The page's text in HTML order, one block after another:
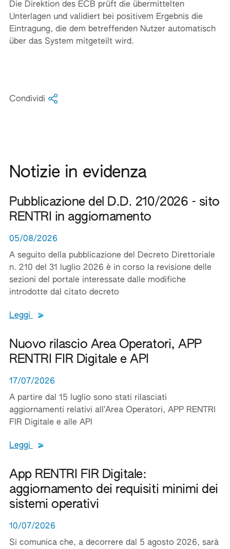
Die Direktion des ECB prüft die übermittelten
Unterlagen und validiert bei positivem Ergebnis die
Eintragung, die dem betreffenden Nutzer automatisch
über das System mitgeteilt wird.
Condividi
Notizie in evidenza
Pubblicazione del D.D. 210/2026 - sito
RENTRI in aggiornamento
05/08/2026
A seguito della pubblicazione del Decreto Direttoriale
n. 210 del 31 luglio 2026 è in corso la revisione delle
sezioni del portale interessate dalle modifiche
introdotte dal citato decreto
Leggi Leggi tutto il testo del documento
Nuovo rilascio Area Operatori, APP
RENTRI FIR Digitale e API
17/07/2026
A partire dal 15 luglio sono stati rilasciati
aggiornamenti relativi all’Area Operatori, APP RENTRI
FIR Digitale e alle API
Leggi Leggi tutto il testo del documento
App RENTRI FIR Digitale:
aggiornamento dei requisiti minimi dei
sistemi operativi
10/07/2026
Si comunica che, a decorrere dal 5 agosto 2026, sarà